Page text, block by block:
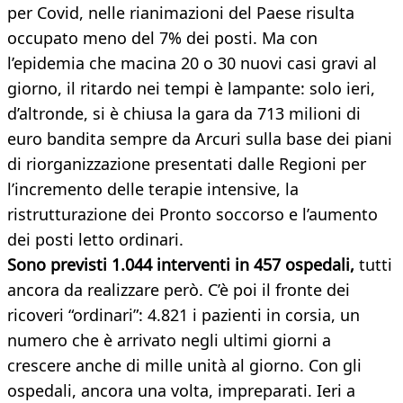
per Covid, nelle rianimazioni del Paese risulta
occupato meno del 7% dei posti. Ma con
l’epidemia che macina 20 o 30 nuovi casi gravi al
giorno, il ritardo nei tempi è lampante: solo ieri,
d’altronde, si è chiusa la gara da 713 milioni di
euro bandita sempre da Arcuri sulla base dei piani
di riorganizzazione presentati dalle Regioni per
l’incremento delle terapie intensive, la
ristrutturazione dei Pronto soccorso e l’aumento
dei posti letto ordinari.
Sono previsti 1.044 interventi in 457 ospedali, tutti
ancora da realizzare però. C’è poi il fronte dei
ricoveri “ordinari”: 4.821 i pazienti in corsia, un
numero che è arrivato negli ultimi giorni a
crescere anche di mille unità al giorno. Con gli
ospedali, ancora una volta, impreparati. Ieri a